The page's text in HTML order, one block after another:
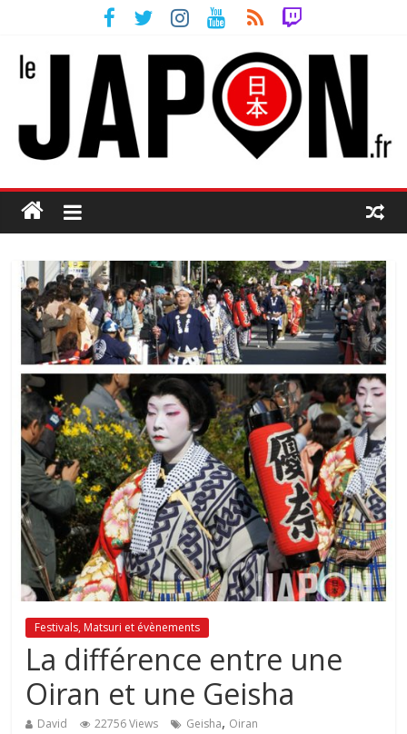
Festivals, Matsuri et évènements
La différence entre une
Oiran et une Geisha
David 22756 Views Geisha, Oiran